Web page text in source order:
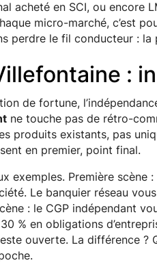
acheté en SCI, ou encore
micro-marché, c’est
perdre le fil conducteur :
:
de fortune,
ne touche pas de rétro-
produits existants, pas
en premier, point final.
exemples. Première
Le banquier réseau
: le CGP indépendant
% en obligations
ouverte. La différence ?